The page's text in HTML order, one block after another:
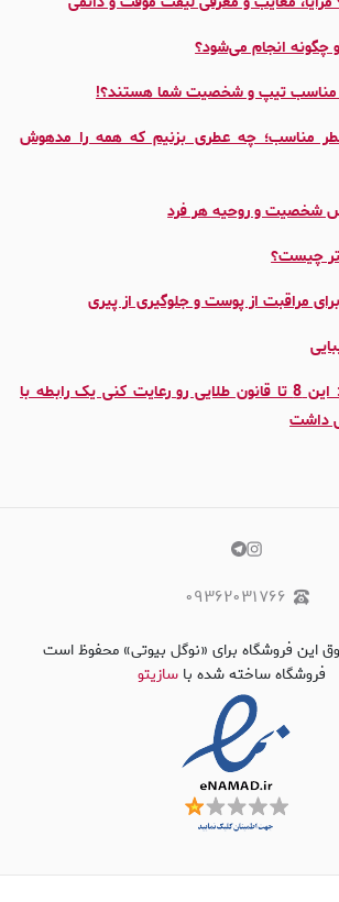
انجام می‌شود؟
مناسب تیپ و شخصیت شما هستند؟!
مناسب؛ چه عطری بزنیم که همه را مدهوش
شخصیت و روحیه هر فرد
چیست؟
مراقبت از پوست و جلوگیری از پیری
روانشناسی رابطه : این 8 تا قانون طلایی رو رعایت کنی یک رابطه با
۰۹۳۶۲۰۳۱۷۶۶
این فروشگاه برای «نوگل بیوتی» محفوظ است
فروشگاه ساخته شده با سازیتو